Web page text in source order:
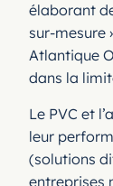
élaborant
sur-mesure
Atlantique
dans la
Le PVC et
leur
(solutions
entreprises